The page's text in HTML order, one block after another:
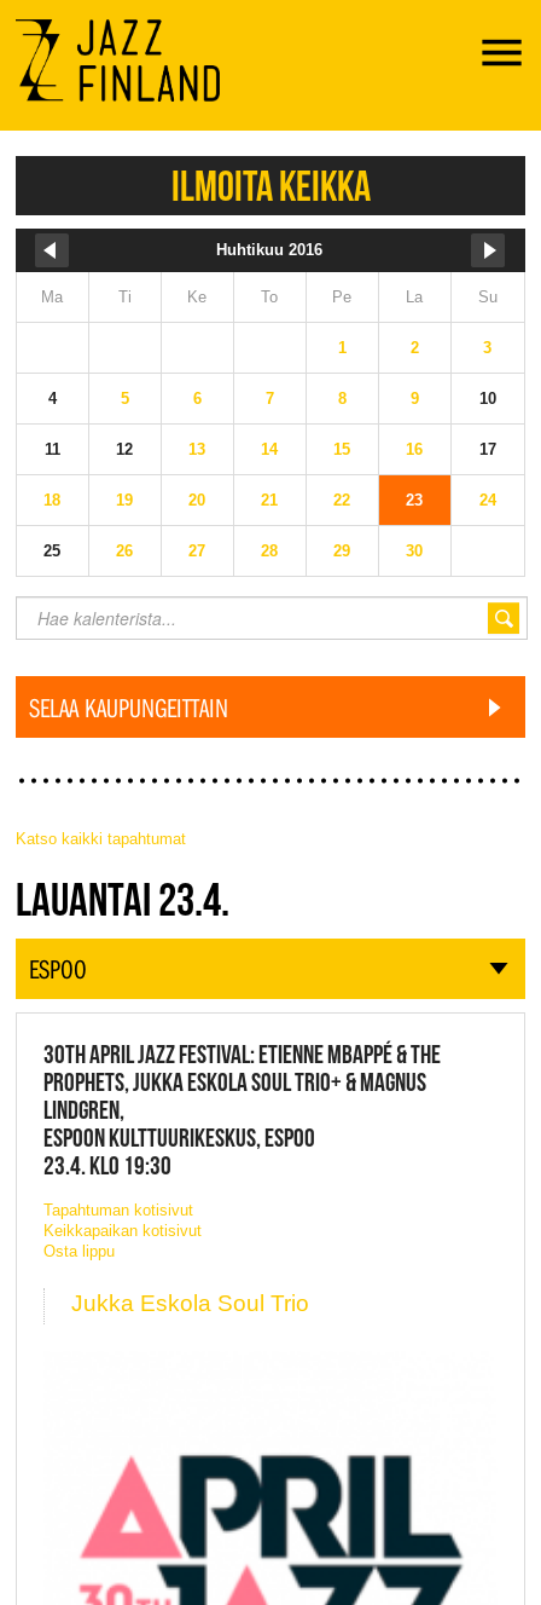
Menu
ILMOITA KEIKKA
Huhtikuu 2016
Ma Ti Ke To Pe La Su
1 2 3
4 5 6 7 8 9 10
11 12 13 14 15 16 17
18 19 20 21 22 23 24
25 26 27 28 29 30
SELAA KAUPUNGEITTAIN
Katso kaikki tapahtumat
JAZZ FINLAND LIVE
LAUANTAI 23.4.
ESPOO
30TH APRIL JAZZ FESTIVAL: ETIENNE MBAPPÉ & THE
PROPHETS, JUKKA ESKOLA SOUL TRIO+ & MAGNUS
LINDGREN,
ESPOON KULTTUURIKESKUS, ESPOO
23.4. KLO 19:30
Tapahtuman kotisivut
Keikkapaikan kotisivut
Osta lippu
Jukka Eskola Soul Trio